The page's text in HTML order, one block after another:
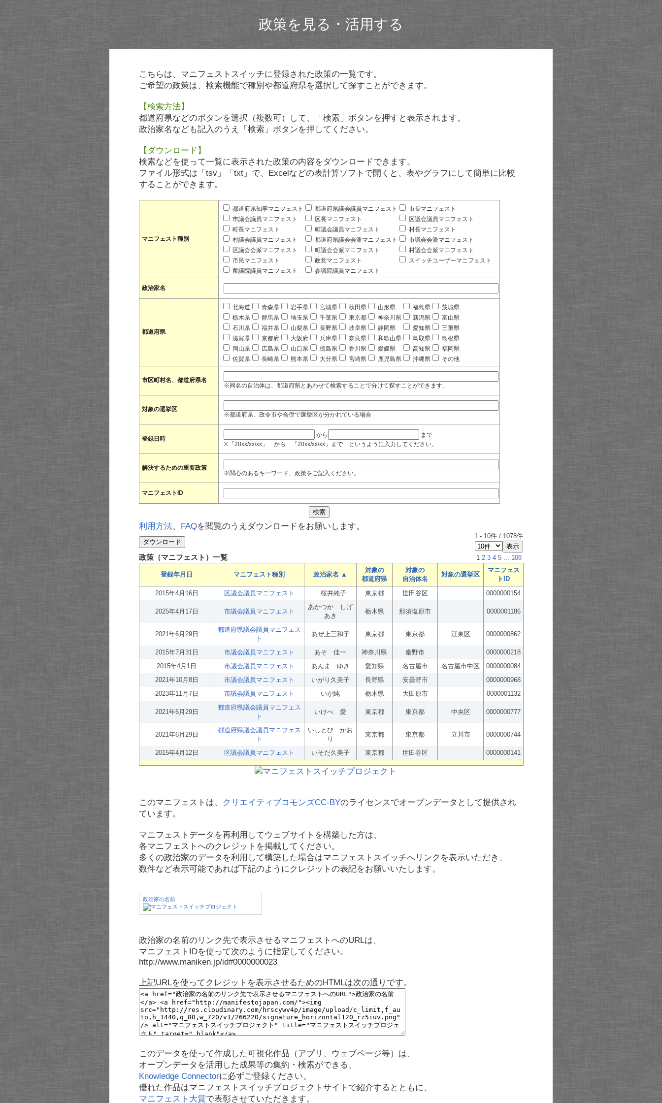
政策を見る・活用する
こちらは、マニフェストスイッチに登録された政策の一覧です。
ご希望の政策は、検索機能で種別や都道府県を選択して探すことができます。
【検索方法】
都道府県などのボタンを選択（複数可）して、「検索」ボタンを押すと表示されます。
政治家名なども記入のうえ「検索」ボタンを押してください。
【ダウンロード】
検索などを使って一覧に表示された政策の内容をダウンロードできます。
ファイル形式は「tsv」「txt」で、Excelなどの表計算ソフトで開くと、表やグラフにして簡単に比較
することができます。
マニフェスト種別
都道府県知事マニフェスト 都道府県議会議員マニフェスト
市長マニフェスト
市議会議員マニフェスト
区長マニフェスト
区議会議員マニフェスト
町長マニフェスト
町議会議員マニフェスト
村長マニフェスト
村議会議員マニフェスト
都道府県議会会派マニフェスト
市議会会派マニフェスト
区議会会派マニフェスト
町議会会派マニフェスト
村議会会派マニフェスト
市民マニフェスト
政党マニフェスト
スイッチユーザーマニフェスト
衆議院議員マニフェスト
参議院議員マニフェスト
政治家名
都道府県
北海道 青森県 岩手県 宮城県 秋田県 山形県 福島県
茨城県
栃木県
群馬県 埼玉県 千葉県 東京都 神奈川県 新潟県
富山県
石川県
福井県 山梨県 長野県 岐阜県 静岡県 愛知県
三重県
滋賀県
京都府 大阪府 兵庫県 奈良県 和歌山県 鳥取県
島根県
岡山県
広島県 山口県 徳島県 香川県 愛媛県 高知県
福岡県
佐賀県
長崎県 熊本県 大分県 宮崎県 鹿児島県 沖縄県 その他
市区町村名、都道府県名
※同名の自治体は、都道府県とあわせて検索することで分けて探すことができます。
対象の選挙区
※都道府県、政令市や合併で選挙区が分かれている場合
登録日時
から
まで
※「20xx/xx/xx」 から 「20xx/xx/xx」まで というように入力してください。
解決するための重要政策
※関心のあるキーワード、政策をご記入ください。
マニフェストID
利用方法、 FAQを閲覧のうえダウンロードをお願いします。
1 - 10件 / 1078件
政策（マニフェスト）一覧 1 2 3 4 5 ... 108
登録年月日 マニフェスト種別 政治家名 ▲
対象の
都道府県
対象の
自治体名
対象の選挙区
マニフェス
トID
2015年4月16日
区議会議員マニフェスト 桜井純子 東京都 世田谷区 0000000154
2025年4月17日 市議会議員マニフェスト
あかつか しげ
あき
栃木県 那須塩原市 0000001186
2021年6月29日
都道府県議会議員マニフェス
ト
あぜ上三和子 東京都 東京都 江東区 0000000862
2015年7月31日 市議会議員マニフェスト あそ 佳一 神奈川県 秦野市
0000000218
2015年4月1日
市議会議員マニフェスト あんま ゆき 愛知県 名古屋市 名古屋市中区
0000000084
2021年10月8日
市議会議員マニフェスト いがり久美子 長野県 安曇野市
0000000968
2023年11月7日
市議会議員マニフェスト いが純 栃木県 大田原市 0000001132
2021年6月29日
都道府県議会議員マニフェス
ト
いけべ 愛 東京都 東京都 中央区 0000000777
2021年6月29日
都道府県議会議員マニフェス
ト
いしとび かお
り
東京都 東京都 立川市 0000000744
2015年4月12日 区議会議員マニフェスト いそだ久美子 東京都 世田谷区 0000000141
このマニフェストは、 クリエイティブコモンズCC-BYのライセンスでオープンデータとして提供され
ています。
マニフェストデータを再利用してウェブサイトを構築した方は、
各マニフェストへのクレジットを掲載してください。
多くの政治家のデータを利用して構築した場合はマニフェストスイッチへリンクを表示いただき、
数件など表示可能であれば下記のようにクレジットの表記をお願いいたします。
政治家の名前
政治家の名前のリンク先で表示させるマニフェストへのURLは、
マニフェストIDを使って次のように指定してください。
http://www.maniken.jp/id#0000000023
上記URLを使ってクレジットを表示させるためのHTMLは次の通りです。
このデータを使って作成した可視化作品（アプリ、ウェブページ等）は、
オープンデータを活用した成果等の集約・検索ができる、
Knowledge Connectorに必ずご登録ください。
優れた作品はマニフェストスイッチプロジェクトサイトで紹介するとともに、
マニフェスト大賞で表彰させていただきます。